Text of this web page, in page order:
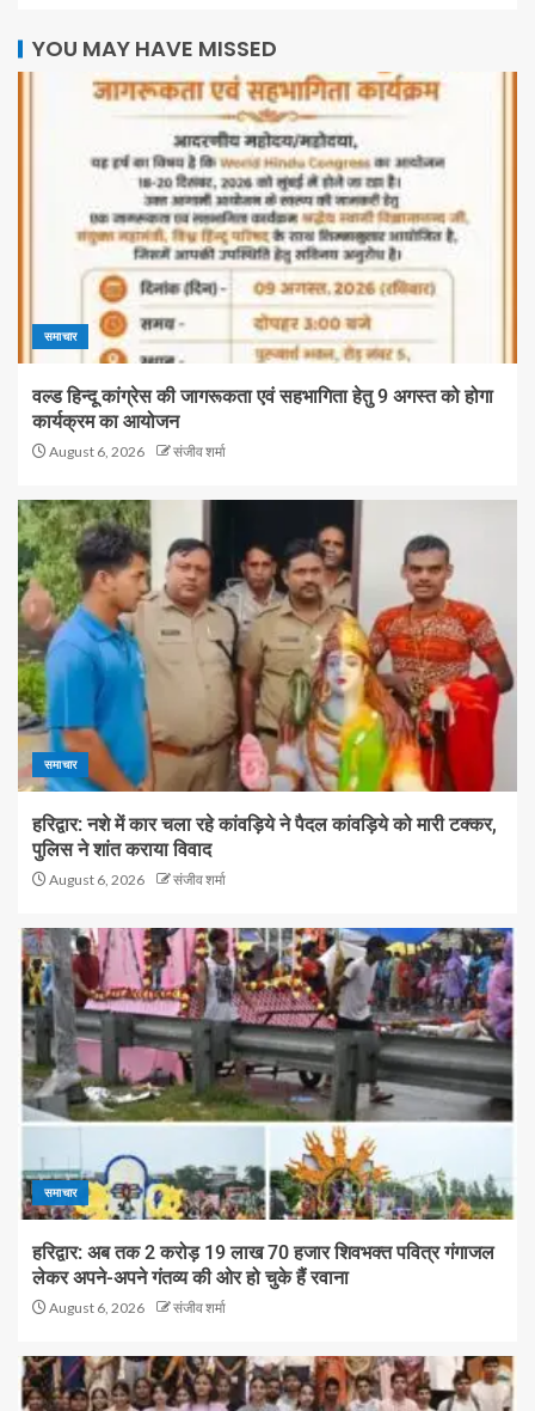
YOU MAY HAVE MISSED
समाचार
वल्ड हिन्दू कांग्रेस की जागरूकता एवं सहभागिता हेतु 9 अगस्त को होगा
कार्यक्रम का आयोजन
August 6, 2026 संजीव शर्मा
समाचार
हरिद्वार: नशे में कार चला रहे कांवड़िये ने पैदल कांवड़िये को मारी टक्कर,
पुलिस ने शांत कराया विवाद
August 6, 2026 संजीव शर्मा
समाचार
हरिद्वार: अब तक 2 करोड़ 19 लाख 70 हजार शिवभक्त पवित्र गंगाजल
लेकर अपने-अपने गंतव्य की ओर हो चुके हैं रवाना
August 6, 2026 संजीव शर्मा